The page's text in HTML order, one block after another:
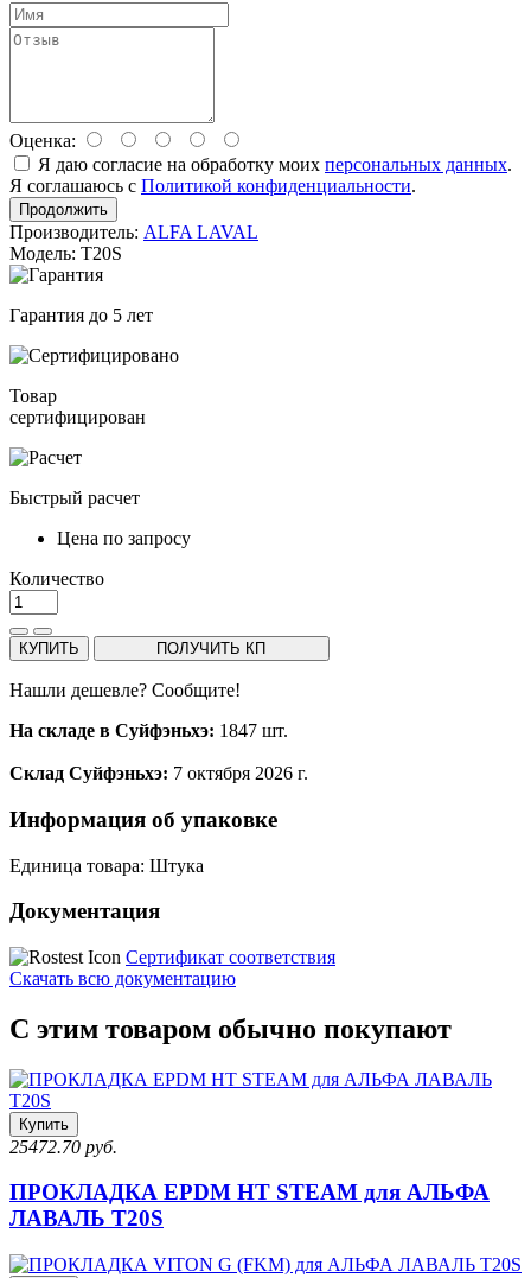
Оценка:
Я даю согласие на обработку моих персональных данных.
Я соглашаюсь с Политикой конфиденциальности.
Продолжить
Производитель: ALFA LAVAL
Модель: T20S
Гарантия до 5 лет
Товар
сертифицирован
Быстрый расчет
Цена по запросу
Количество
КУПИТЬ ПОЛУЧИТЬ КП
Нашли дешевле? Сообщите!
На складе в Суйфэньхэ: 1847 шт.
Склад Суйфэньхэ: 7 октября 2026 г.
Информация об упаковке
Единица товара: Штука
Документация
Сертификат соответствия
Скачать всю документацию
С этим товаром обычно покупают
Купить
25472.70 руб.
ПРОКЛАДКА EPDM HT STEAM для АЛЬФА
ЛАВАЛЬ T20S